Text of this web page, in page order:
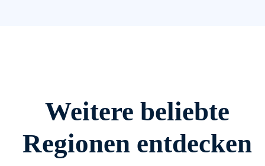
Weitere beliebte
Regionen entdecken